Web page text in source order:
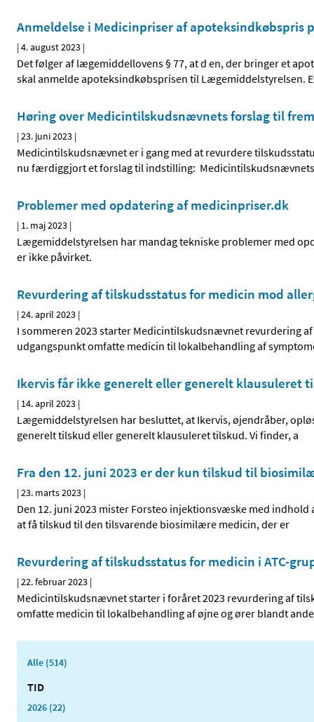
Anmeldelse i Medicinpriser af
|4. august 2023 |
Det følger af lægemiddellovens § 77, at d en, der bringer et
skal anmelde apoteksindkøbsprisen til Lægemiddelstyrelsen.
Høring over Medicintilskudsnævnets forslag til
|23. juni 2023 |
Medicintilskudsnævnet er i gang med at revurdere
nu færdiggjort et forslag til indstilling: Medicintilskudsnævnets
Problemer med opdatering af medicinpriser.dk
| 1. maj 2023 |
Lægemiddelstyrelsen har mandag tekniske problemer med
er ikke påvirket.
Revurdering af tilskudsstatus for medicin mod
|24. april 2023 |
I sommeren 2023 starter Medicintilskudsnævnet revurdering
udgangspunkt omfatte medicin til lokalbehandling af
Ikervis får ikke generelt eller generelt klausuleret
| 14. april 2023 |
Lægemiddelstyrelsen har besluttet, at Ikervis, øjendråber,
generelt tilskud eller generelt klausuleret tilskud. Vi finder, a
Fra den 12. juni 2023 er der kun tilskud til
|23. marts 2023 |
Den 12. juni 2023 mister Forsteo injektionsvæske med
at få tilskud til den tilsvarende biosimilære medicin, der er
Revurdering af tilskudsstatus for medicin i ATC-
|22. februar 2023 |
Medicintilskudsnævnet starter i foråret 2023 revurdering af
omfatte medicin til lokalbehandling af øjne og ører blandt
Alle (514)
TID
2026 (22)